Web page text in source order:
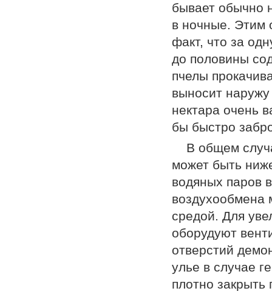
бывает обычно
в ночные. Этим
факт, что за
до половины
пчелы
выносит
нектара очень
бы быстро
В общем
может быть
водяных паров
воздухообмена
средой. Для
оборудуют
отверстий
улье в случае
плотно закрыть